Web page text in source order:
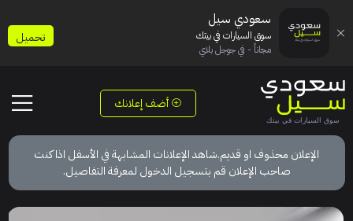
أضف إعلانك
الإعلان محذوف او قديم.شاهد الإعلانات المشابهة في الأسفل اذا كنت
صاحب الإعلان قم بتسجيل الدخول لمعرفة التفاصيل.
سعودي سيل
سوق السيارات في بيتك
مجاناً - في جوجل بلاي
تحميل